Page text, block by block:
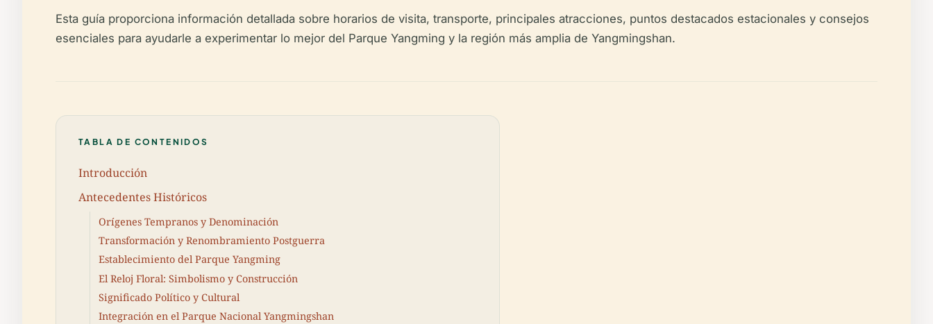
Esta guía proporciona información detallada sobre horarios de visita, transporte, principales atracciones, puntos destacados estacionales y consejos
esenciales para ayudarle a experimentar lo mejor del Parque Yangming y la región más amplia de Yangmingshan.
TABLA DE CONTENIDOS
Introducción
Antecedentes Históricos
Orígenes Tempranos y Denominación
Transformación y Renombramiento Postguerra
Establecimiento del Parque Yangming
El Reloj Floral: Simbolismo y Construcción
Significado Político y Cultural
Integración en el Parque Nacional Yangmingshan